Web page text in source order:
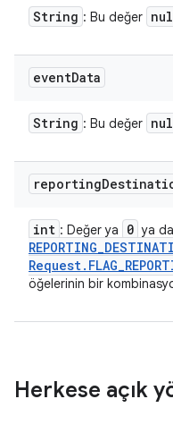
String : Bu değer
eventData
String : Bu değer
reporting
int : Değer ya 0 ya da
REPORTING_
Request. FLAG_
öğelerinin bir
Herkese açık